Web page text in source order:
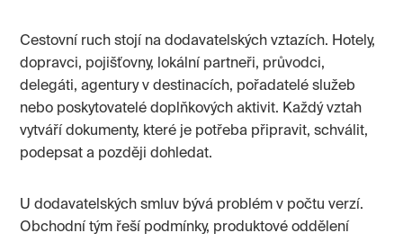
Cestovní ruch stojí na dodavatelských vztazích. Hotely,
dopravci, pojišťovny, lokální partneři, průvodci,
delegáti, agentury v destinacích, pořadatelé služeb
nebo poskytovatelé doplňkových aktivit. Každý vztah
vytváří dokumenty, které je potřeba připravit, schválit,
podepsat a později dohledat.
U dodavatelských smluv bývá problém v počtu verzí.
Obchodní tým řeší podmínky, produktové oddělení